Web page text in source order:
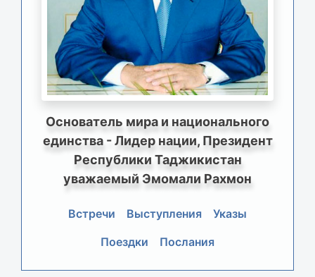
Основатель мира и национального
единства - Лидер нации, Президент
Республики Таджикистан
уважаемый Эмомали Рахмон
Встречи Выступления
Указы
Поездки
Послания